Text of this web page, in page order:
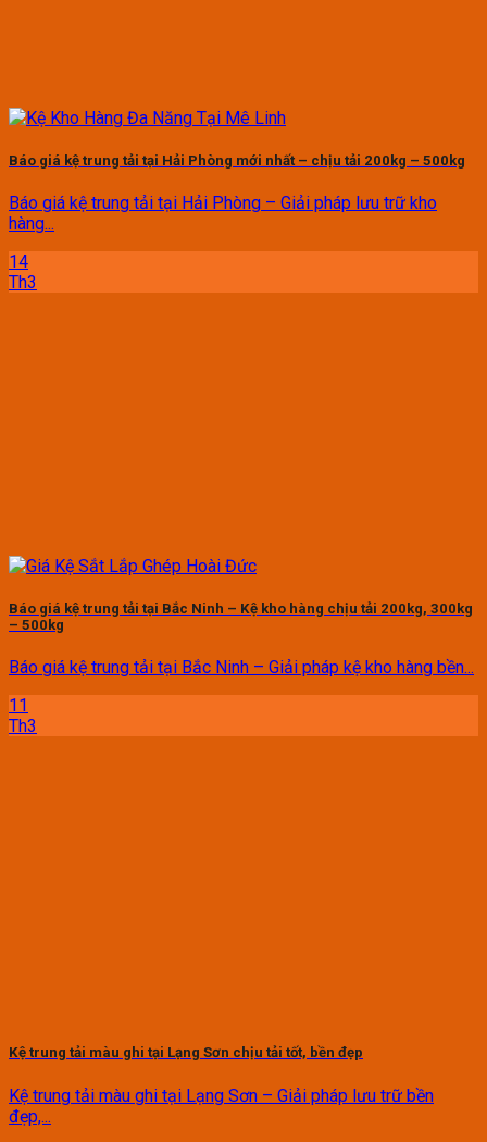
Báo giá kệ trung tải tại Hải Phòng mới nhất – chịu tải 200kg – 500kg
Báo giá kệ trung tải tại Hải Phòng – Giải pháp lưu trữ kho
hàng...
14
Th3
Báo giá kệ trung tải tại Bắc Ninh – Kệ kho hàng chịu tải 200kg, 300kg
– 500kg
Báo giá kệ trung tải tại Bắc Ninh – Giải pháp kệ kho hàng bền...
11
Th3
Kệ trung tải màu ghi tại Lạng Sơn chịu tải tốt, bền đẹp
Kệ trung tải màu ghi tại Lạng Sơn – Giải pháp lưu trữ bền
đẹp,...